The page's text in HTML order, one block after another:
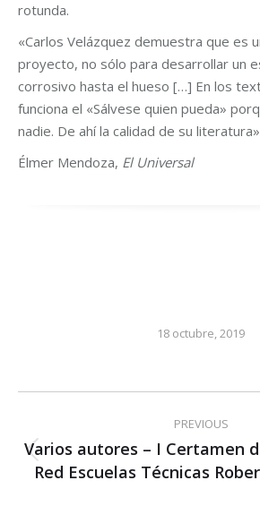
rotunda.
«Carlos Velázquez demuestra que es
proyecto, no sólo para desarrollar un
corrosivo hasta el hueso […] En los
funciona el «Sálvese quien pueda»
nadie. De ahí la calidad de su
Élmer Mendoza, El Universal
18 octubre, 2019
navigation
PREVIOUS
Previous
post:
Varios autores – I Certamen
Red Escuelas Técnicas